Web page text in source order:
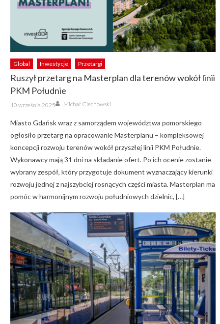
Global Inwestycje Przetargi
Ruszył przetarg na Masterplan dla terenów wokół linii
PKM Południe
Posted
on
10 września 2025 Author
Michał Ciechowski
Miasto Gdańsk wraz z samorządem województwa pomorskiego
ogłosiło przetarg na opracowanie Masterplanu – kompleksowej
koncepcji rozwoju terenów wokół przyszłej linii PKM Południe.
Wykonawcy mają 31 dni na składanie ofert. Po ich ocenie zostanie
wybrany zespół, który przygotuje dokument wyznaczający kierunki
rozwoju jednej z najszybciej rosnących części miasta. Masterplan ma
pomóc w harmonijnym rozwoju południowych dzielnic, […]